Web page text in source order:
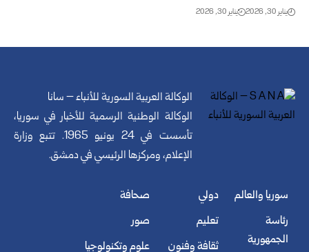
يناير 30, 2026 يناير 30, 2026
الوكالة العربية السورية للأنباء – سانا
الوكالة الوطنية الرسمية للأخبار في سوريا،
تأسست في 24 يونيو 1965. تتبع وزارة
الإعلام، ومركزها الرئيسي في دمشق.
سوريا والعالم
رئاسة
الجمهورية
دولي
تعليم
ثقافة وفنون
صحافة
صور
علوم وتكنولوجيا